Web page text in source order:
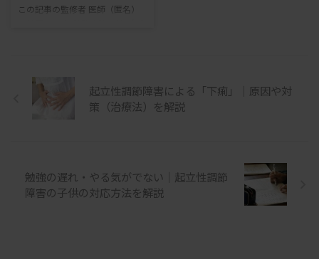
この記事の監修者 医師（匿名）
検索された方へ。 本記事では、
起立性調節障害の診断基準を紹介
しながら、どのような症状が当て
はまるのか、また診断を受ける際
てみてください。 起立性調節障
害の治し方・親ができること・治
起立性調節障害による「下痢」｜原因や対
策（治療法）を解説
勉強の遅れ・やる気がでない｜起立性調節
障害の子供の対応方法を解説